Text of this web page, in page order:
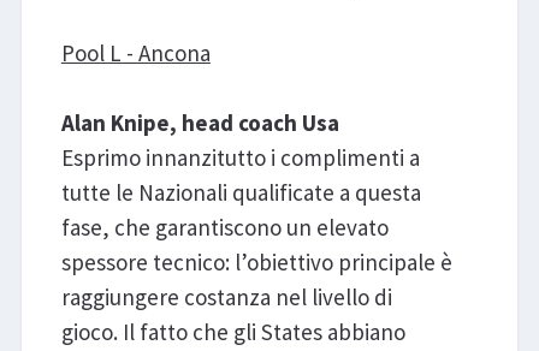
Pool L - Ancona
Alan Knipe, head coach Usa
Esprimo innanzitutto i complimenti a
tutte le Nazionali qualificate a questa
fase, che garantiscono un elevato
spessore tecnico: l’obiettivo principale è
raggiungere costanza nel livello di
gioco. Il fatto che gli States abbiano